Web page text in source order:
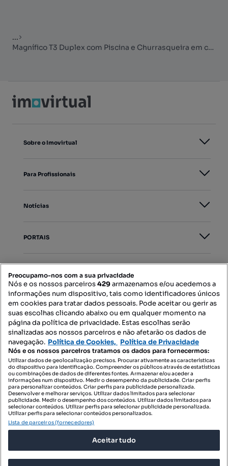
...
Magnífico T3 Duplex com Piscina e Churrasqueira em condomínio privado
Sobre o Imovirtual
Para Profissionais
Notícias
PORTAIS
Contacte-nos
SIGA-NOS:
DESCARREGAR NA:
© 2026 Imovirtual.com, OLX Portugal, S.A.
Preocupamo-nos com a sua privacidade
Nós e os nossos parceiros429armazenamos e/ou acedemos a
informações num dispositivo, tais como identificadores únicos
em cookies para tratar dados pessoais. Pode aceitar ou gerir as
suas escolhas clicando abaixo ou em qualquer momento na
página da política de privacidade. Estas escolhas serão
sinalizadas aos nossos parceiros e não afetarão os dados de
navegação. Política de Cookies, Política de Privacidade
Nós e os nossos parceiros tratamos os dados para fornecermos:
Utilizar dados de geolocalização precisos. Procurar ativamente as características
do dispositivo para identificação. Compreender os públicos através de estatísticas
ou combinações de dados de diferentes fontes. Armazenar e/ou aceder a
informações num dispositivo. Medir o desempenho da publicidade. Criar perfis
para personalizar conteúdos. Criar perfis para publicidade personalizada.
Desenvolver e melhorar serviços. Utilizar dados limitados para selecionar
publicidade. Medir o desempenho dos conteúdos. Utilizar dados limitados para
selecionar conteúdos. Utilizar perfis para selecionar publicidade personalizada.
Utilizar perfis para selecionar conteúdos personalizados.
Lista de parceiros (fornecedores)
Aceitar tudo